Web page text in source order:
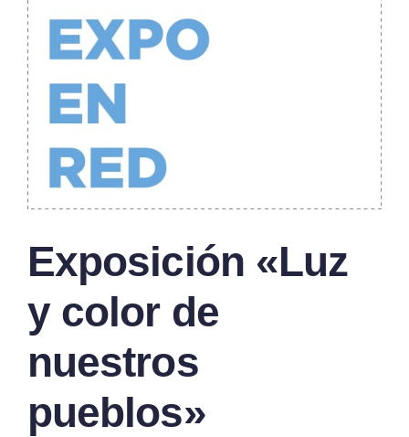
Exposición «Luz
y color de
nuestros
pueblos»